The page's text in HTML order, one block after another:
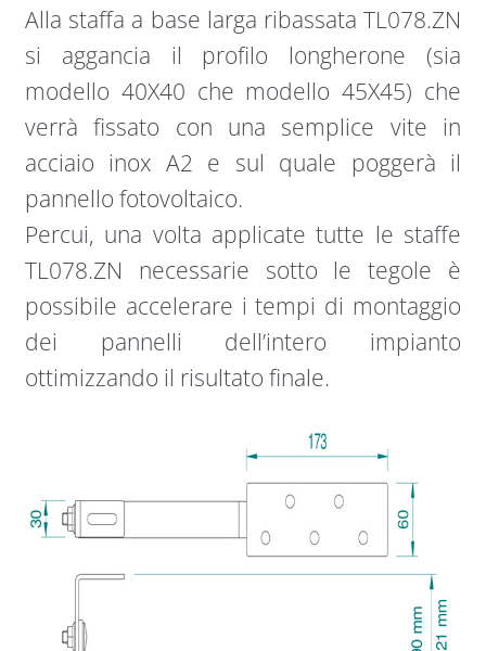
Alla staffa a base larga ribassata TL078.ZN
si aggancia il profilo longherone (sia
modello 40X40 che modello 45X45) che
verrà fissato con una semplice vite in
acciaio inox A2 e sul quale poggerà il
pannello fotovoltaico.
Percui, una volta applicate tutte le staffe
TL078.ZN necessarie sotto le tegole è
possibile accelerare i tempi di montaggio
dei pannelli dell’intero impianto
ottimizzando il risultato finale.